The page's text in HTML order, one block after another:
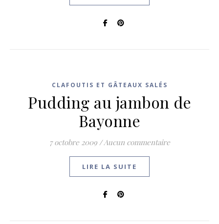
CLAFOUTIS ET GÂTEAUX SALÉS
Pudding au jambon de
Bayonne
7 octobre 2009 /Aucun commentaire
LIRE LA SUITE